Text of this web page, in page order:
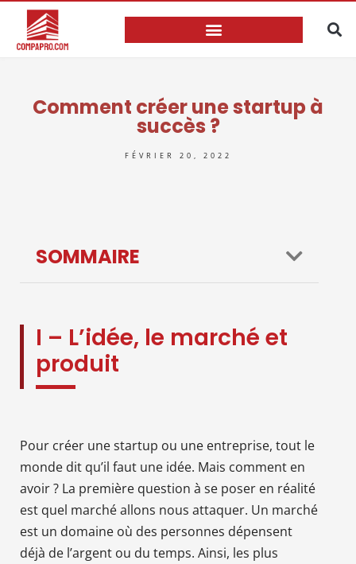
Comment créer une startup à
succès ?
FÉVRIER 20, 2022
SOMMAIRE
I – L’idée, le marché et
produit
Pour créer une startup ou une entreprise, tout le
monde dit qu’il faut une idée. Mais comment en
avoir ? La première question à se poser en réalité
est quel marché allons nous attaquer. Un marché
est un domaine où des personnes dépensent
déjà de l’argent ou du temps. Ainsi, les plus